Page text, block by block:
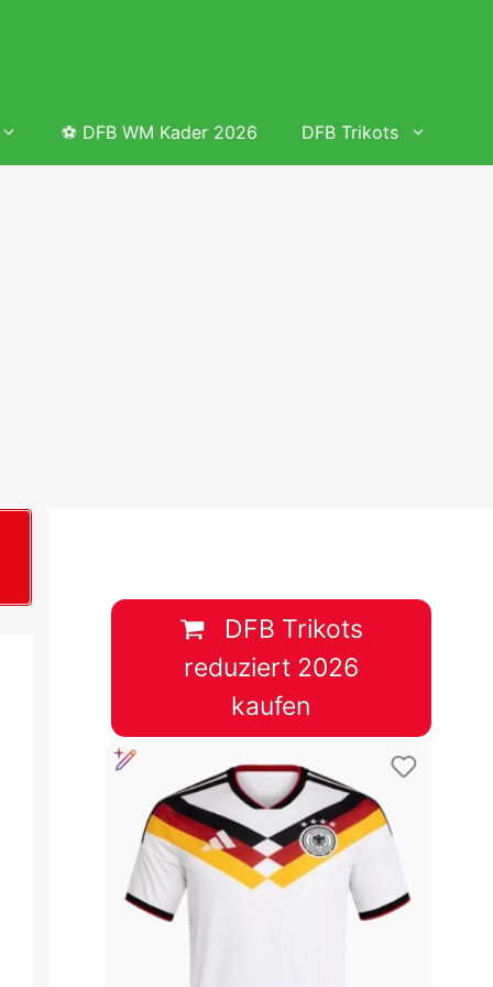
&
&
Tabelle
Tabelle
⚽ DFB WM Kader 2026 DFB Trikots
DFB Trikots
reduziert 2026
kaufen